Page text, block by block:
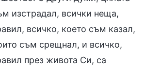
изстрадал, всички неща,
всичко, което съм казал,
съм срещнал, и всичко,
през живота Си, са